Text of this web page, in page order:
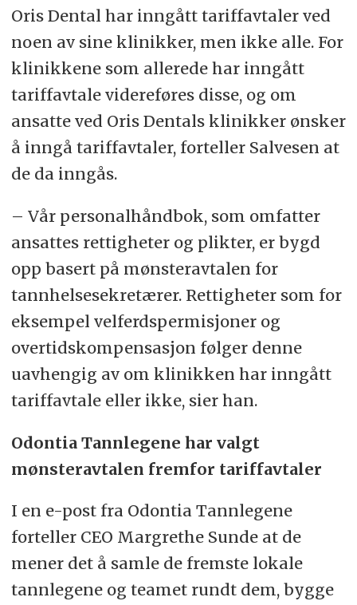
Oris Dental har inngått tariffavtaler ved
noen av sine klinikker, men ikke alle. For
klinikkene som allerede har inngått
tariffavtale videreføres disse, og om
ansatte ved Oris Dentals klinikker ønsker
å inngå tariffavtaler, forteller Salvesen at
de da inngås.
– Vår personalhåndbok, som omfatter
ansattes rettigheter og plikter, er bygd
opp basert på mønsteravtalen for
tannhelsesekretærer. Rettigheter som for
eksempel velferdspermisjoner og
overtidskompensasjon følger denne
uavhengig av om klinikken har inngått
tariffavtale eller ikke, sier han.
Odontia Tannlegene har valgt
mønsteravtalen fremfor tariffavtaler
I en e-post fra Odontia Tannlegene
forteller CEO Margrethe Sunde at de
mener det å samle de fremste lokale
tannlegene og teamet rundt dem, bygge